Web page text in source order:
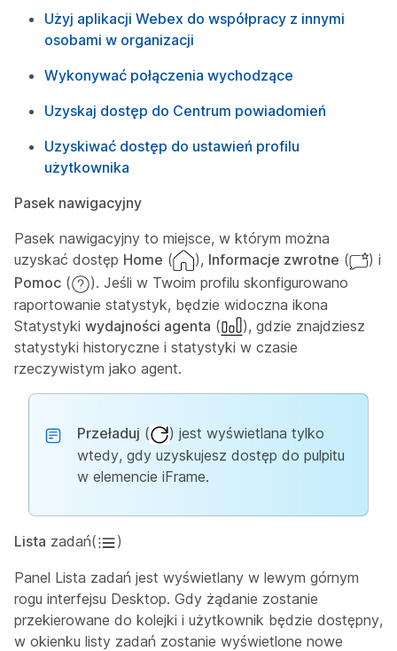
Użyj aplikacji Webex do współpracy z innymi
osobami w organizacji
Wykonywać połączenia wychodzące
Uzyskaj dostęp do Centrum powiadomień
Uzyskiwać dostęp do ustawień profilu
użytkownika
Pasek nawigacyjny
Pasek nawigacyjny to miejsce, w którym można
uzyskać dostęp Home ( ), Informacje zwrotne (
) i
Pomoc (
). Jeśli w Twoim profilu skonfigurowano
raportowanie statystyk, będzie widoczna ikona
Statystyki wydajności agenta (
), gdzie znajdziesz
statystyki historyczne i statystyki w czasie
rzeczywistym jako agent.
Przeładuj (
) jest wyświetlana tylko
wtedy, gdy uzyskujesz dostęp do pulpitu
w elemencie iFrame.
Lista zadań( )
Panel Lista zadań jest wyświetlany w lewym górnym
rogu interfejsu Desktop. Gdy żądanie zostanie
przekierowane do kolejki i użytkownik będzie dostępny,
w okienku listy zadań zostanie wyświetlone nowe